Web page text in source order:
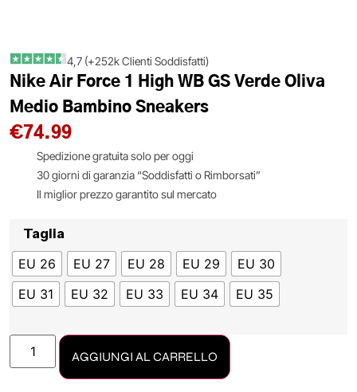
4,7 (+252k Clienti Soddisfatti)
Nike Air Force 1 High WB GS Verde Oliva
Medio Bambino Sneakers
€74.99
Spedizione gratuita solo per oggi
30 giorni di garanzia “Soddisfatti o Rimborsati”
Il miglior prezzo garantito sul mercato
Taglia
EU 26
EU 27 EU 28 EU 29
EU 30
EU 31
EU 32 EU 33 EU 34 EU 35
AGGIUNGI AL CARRELLO